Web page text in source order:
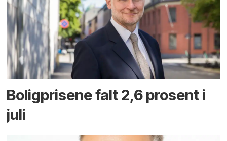
Boligprisene falt 2,6 prosent i
juli